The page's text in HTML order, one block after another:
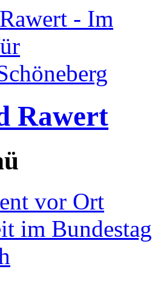
Rawert
vor Ort
im Bundestag